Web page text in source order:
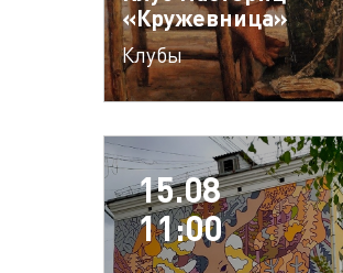
«Кружевница»
Клубы
15.08
11:00